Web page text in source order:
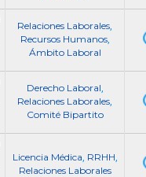
Relaciones Laborales,
Recursos Humanos,
Ámbito Laboral
Derecho Laboral,
Relaciones Laborales,
Comité Bipartito
Licencia Médica, RRHH,
Relaciones Laborales